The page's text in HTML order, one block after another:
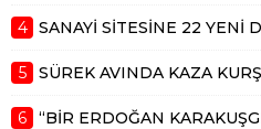
4 SANAYİ SİTESİNE 22 YENİ
5 SÜREK AVINDA KAZA
6 “BİR ERDOĞAN